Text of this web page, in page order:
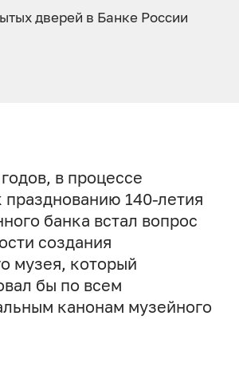
дверей в Банке России
в процессе
празднованию 140-летия
банка встал вопрос
создания
музея, который
бы по всем
канонам музейного